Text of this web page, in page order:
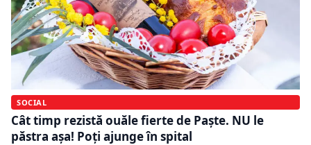
SOCIAL
Cât timp rezistă ouăle fierte de Paște. NU le
păstra așa! Poți ajunge în spital